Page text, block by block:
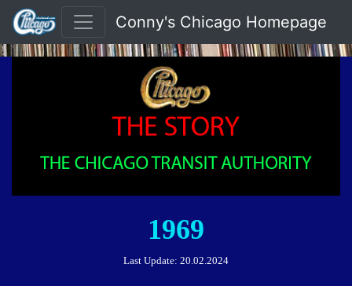
Conny's Chicago Homepage
1969
Last Update: 20.02.2024